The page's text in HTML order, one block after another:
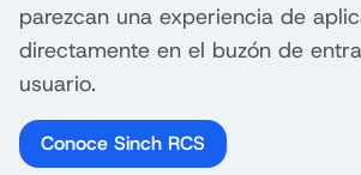
parezcan una experiencia de
directamente en el buzón de
usuario.
Conoce Sinch RCS